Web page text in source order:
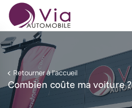
Retourner à l'accueil
Combien coûte ma voiture ?